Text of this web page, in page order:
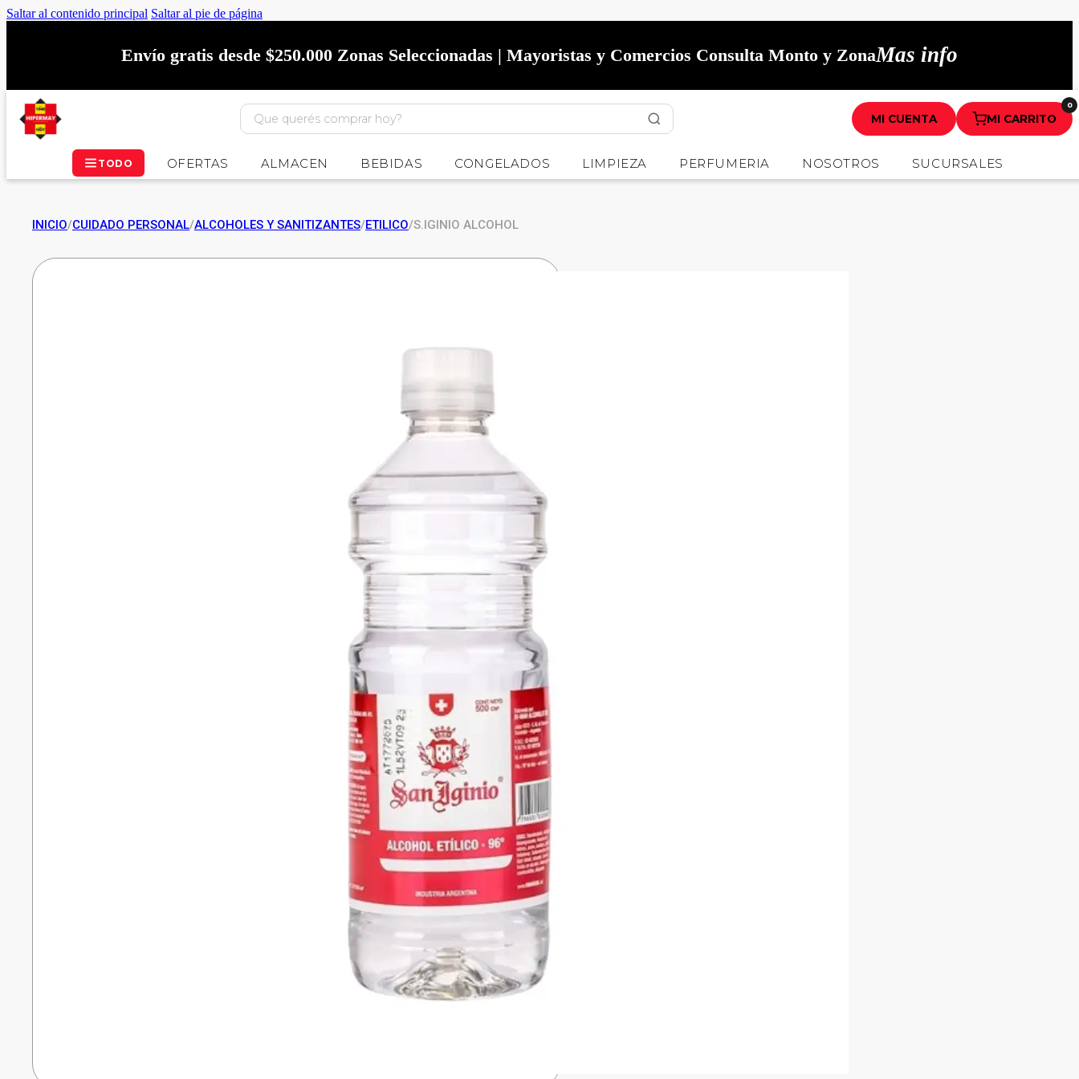
Saltar al contenido principal Saltar al pie de página
Envío gratis desde $250.000 Zonas Seleccionadas | Mayoristas y Comercios Consulta Monto y ZonaMas info
MI CUENTA MI CARRITO
0
TODO OFERTAS ALMACEN BEBIDAS CONGELADOS LIMPIEZA PERFUMERIA NOSOTROS SUCURSALES
INICIO/CUIDADO PERSONAL/ALCOHOLES Y SANITIZANTES/ETILICO/S.IGINIO ALCOHOL